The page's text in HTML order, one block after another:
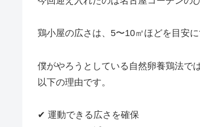
鶏小屋の広さは、5〜10㎡ほどを目安に
僕がやろうとしている自然卵養鶏法で
以下の理由です。
✔ 運動できる広さを確保